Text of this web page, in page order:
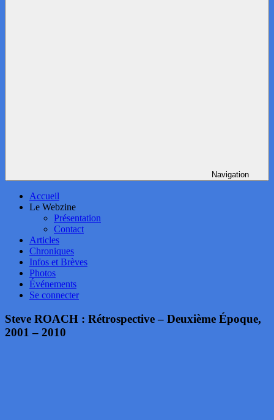
Navigation
Accueil
Le Webzine
Présentation
Contact
Articles
Chroniques
Infos et Brèves
Photos
Événements
Se connecter
Steve ROACH : Rétrospective – Deuxième Époque,
2001 – 2010